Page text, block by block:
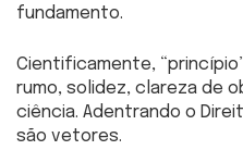
fundamento.
Cientificamente,
rumo, solidez, clareza de
ciência. Adentrando o
são vetores.